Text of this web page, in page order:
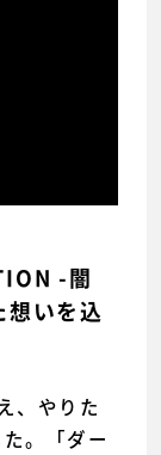
-闇
想いを込
、やりた
。「ダー